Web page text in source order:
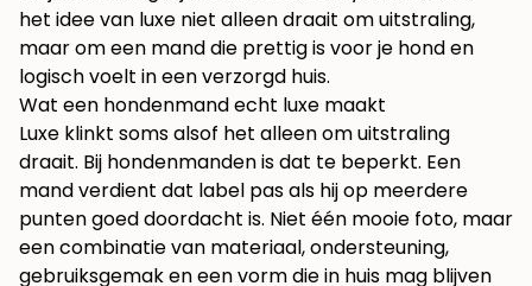
het idee van luxe niet alleen draait om uitstraling,
maar om een mand die prettig is voor je hond en
logisch voelt in een verzorgd huis.
Wat een hondenmand echt luxe maakt
Luxe klinkt soms alsof het alleen om uitstraling
draait. Bij hondenmanden is dat te beperkt. Een
mand verdient dat label pas als hij op meerdere
punten goed doordacht is. Niet één mooie foto, maar
een combinatie van materiaal, ondersteuning,
gebruiksgemak en een vorm die in huis mag blijven